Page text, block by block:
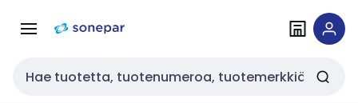
navigointiinsisältöön
Haku